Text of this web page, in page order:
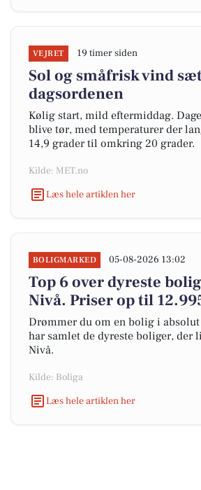
VEJRET 19 timer siden
Sol og småfrisk vind
dagsordenen
Kølig start, mild eftermiddag.
blive tør, med temperaturer der
14,9 grader til omkring 20 grader.
Kilde: MET.no
Læs hele artiklen her
BOLIGMARKED 05-08-2026 13:02
Top 6 over dyreste
Nivå. Priser op til
Drømmer du om en bolig i absolut
har samlet de dyreste boliger, der
Nivå.
Kilde: Boliga
Læs hele artiklen her